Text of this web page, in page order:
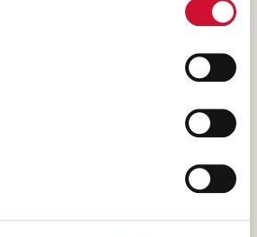
zulassen“ klicken, so stimmen
sämtlicher Cookies zu. Sie können
jederzeit widerrufen,
Einstellungen aufrufen und diese
des AWO Bezirksverbandes Unterfranken